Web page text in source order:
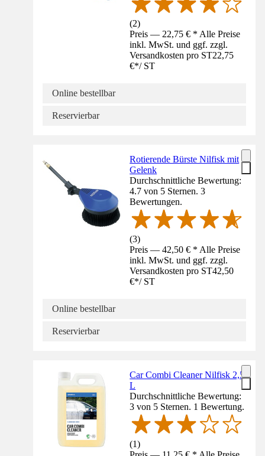
(2)
Preis — 22,75 € * Alle Preise
inkl. MwSt. und ggf. zzgl.
Versandkosten pro ST22,75
€*/ ST
Online bestellbar
Reservierbar
Rotierende Bürste Nilfisk mit
Gelenk
Durchschnittliche Bewertung:
4.7 von 5 Sternen. 3
Bewertungen.
(3)
Preis — 42,50 € * Alle Preise
inkl. MwSt. und ggf. zzgl.
Versandkosten pro ST42,50
€*/ ST
Online bestellbar
Reservierbar
Car Combi Cleaner Nilfisk 2,5
L
Durchschnittliche Bewertung:
3 von 5 Sternen. 1 Bewertung.
(1)